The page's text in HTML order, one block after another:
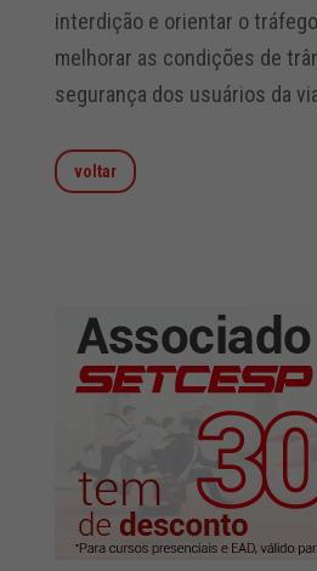
interdição e orientar o
melhorar as condições de
segurança dos usuários da
voltar